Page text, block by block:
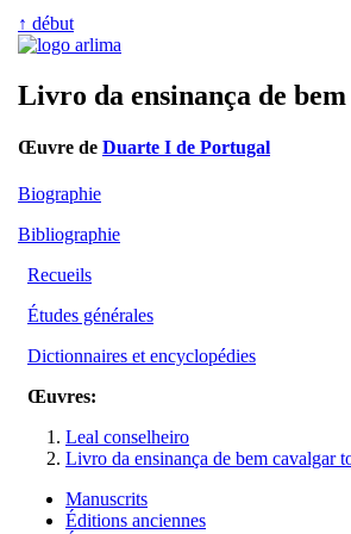
↑ début
Livro da ensinança de
Œuvre de Duarte I de Portugal
Biographie
Bibliographie
Recueils
Études générales
Dictionnaires et encyclopédies
Œuvres:
Leal conselheiro
Livro da ensinança de bem cavalgar
Manuscrits
Éditions anciennes